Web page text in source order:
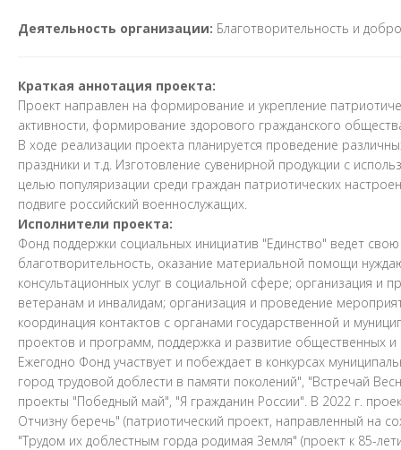
Деятельность организации: Благотворительность и
Краткая аннотация проекта:
Проект направлен на формирование и укрепление
активности, формирование здорового гражданского
В ходе реализации проекта планируется проведение
праздники и т.д. Изготовление сувенирной продукции с
целью популяризации среди граждан патриотических
подвиге российский военнослужащих.
Исполнители проекта:
Фонд поддержки социальных инициатив "Единство" ведет
благотворительность, оказание материальной помощи
консультационных услуг в социальной сфере; организация
ветеранам и инвалидам; организация и проведение
координация контактов с органами государственной и
проектов и программ, поддержка и развитие общественных и
Ежегодно Фонд участвует и побеждает в конкурсах
город трудовой доблести в памяти поколений", "Встречай
проекты "Победный май", "Я гражданин России". В 2022 г.
Отчизну беречь" (патриотический проект, направленный на
"Трудом их доблестным горда родимая Земля" (проект к 85-